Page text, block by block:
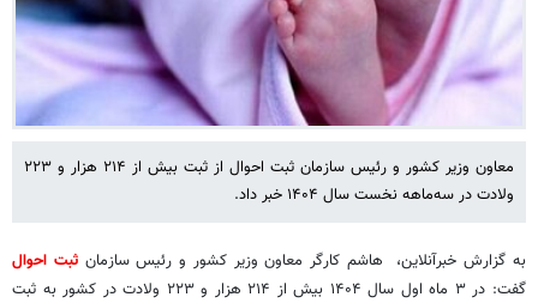
معاون وزیر کشور و رئیس سازمان ثبت احوال از ثبت بیش از ۲۱۴ هزار و ۲۲۳
ولادت در سه‌ماهه نخست سال ۱۴۰۴ خبر داد.
به گزارش خبرآنلاین، هاشم کارگر معاون وزیر کشور و رئیس سازمان ثبت احوال
گفت: در ۳ ماه اول سال ۱۴۰۴ بیش از ۲۱۴ هزار و ۲۲۳ ولادت در کشور به ثبت